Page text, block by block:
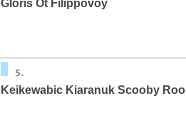
Gloris Ot Filippovoy
Keikewabic Kiaranuk Scooby Roo